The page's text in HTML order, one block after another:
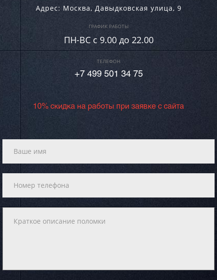
Адрес: Москва, Давыдковская улица, 9
ГРАФИК РАБОТЫ
ПН-ВC c 9.00 до 22.00
ТЕЛЕФОН
+7 499 501 34 75
10% скидка на работы при заявке с сайта